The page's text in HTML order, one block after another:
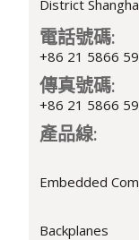
District
電話號碼:
+86 21 5866
傳真號碼:
+86 21 5866
產品線:
Embedded
Backplanes